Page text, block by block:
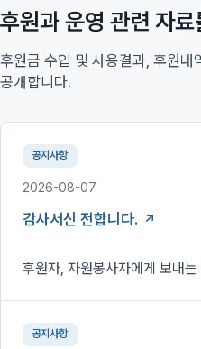
후원과 운영 관련 자
후원금 수입 및 사용결과, 후원내
공개합니다.
공지사항
2026-08-07
감사서신 전합니다.
후원자, 자원봉사자에게 보내
공지사항